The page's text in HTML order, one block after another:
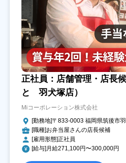
正社員：店舗管理・店長
と 羽犬塚店）
Miコーポレーション株式会社
[勤務地]〒833-0003 福岡県筑後市
[職種]お弁当屋さんの店長候補
[雇用形態]正社員
[給与]月給271,100円〜300,000円